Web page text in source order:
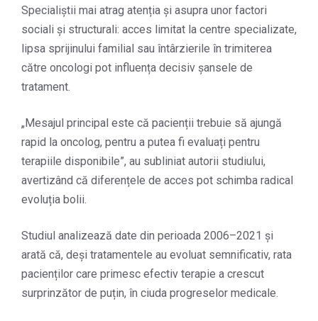
Specialiștii mai atrag atenția și asupra unor factori
sociali și structurali: acces limitat la centre specializate,
lipsa sprijinului familial sau întârzierile în trimiterea
către oncologi pot influența decisiv șansele de
tratament.
„Mesajul principal este că pacienții trebuie să ajungă
rapid la oncolog, pentru a putea fi evaluați pentru
terapiile disponibile”, au subliniat autorii studiului,
avertizând că diferențele de acces pot schimba radical
evoluția bolii.
Studiul analizează date din perioada 2006–2021 și
arată că, deși tratamentele au evoluat semnificativ, rata
pacienților care primesc efectiv terapie a crescut
surprinzător de puțin, în ciuda progreselor medicale.